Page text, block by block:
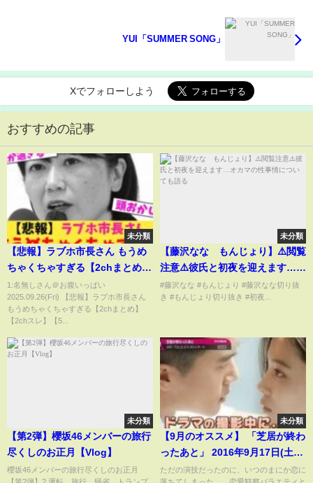
YUI「SUMMER SONG」
Xでフォローしよう
おすすめの記事
未分類
【悲報】ラブホ市長さん もうめ
ちゃくちゃすぎる【2chまとめ】
【2chスレ】【5chスレ】
1:名無しさん＠お腹いっぱい
2025.09.26(Fri) 【悲報】ラブホ市長さん
もうめちゃくちゃすぎる【2chまとめ】
【2chスレ】【5...
未分類
【藤沢なな もんじょり】⚠️閲覧
注意⚠️彼氏と初夜を迎えます…オ
カマの性事情についても語る
#藤沢なな #もんじょり #藤沢なな切り抜
き #もんじょり切り抜き #初夜...
未分類
【第2弾】櫻坂46メンバーの旅行
尽くしのお正月【Vlog】
櫻坂46メンバーの旅行尽くしのお正月
【第2弾】? 運転、旅行、帰省、トランプ
未分類
【9月のオススメ】 「芝居が終わ
ったあと」 2016年9月17日(土)
スタート！
ただの演技だったのに、いつのまにか恋に
落ちてしまった…。恋愛観察バラエティと